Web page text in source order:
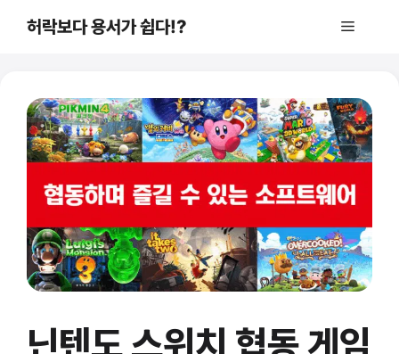
허락보다 용서가 쉽다!? 메
닌텐도 스위치 협동 게임